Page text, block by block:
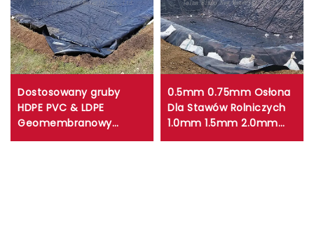
Dostosowany gruby
HDPE PVC & LDPE
Geomembranowy
Laminat Przeciwko UV
0.5mm 0.75mm Osłona
Dla Stawów Rolniczych
1.0mm 1.5mm 2.0mm
Arkusz HDPE